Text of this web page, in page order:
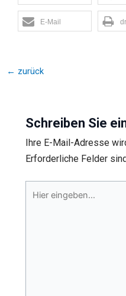
E-Mail
← zurück
Schreiben Sie
Ihre E-Mail-Adresse
Erforderliche Felder